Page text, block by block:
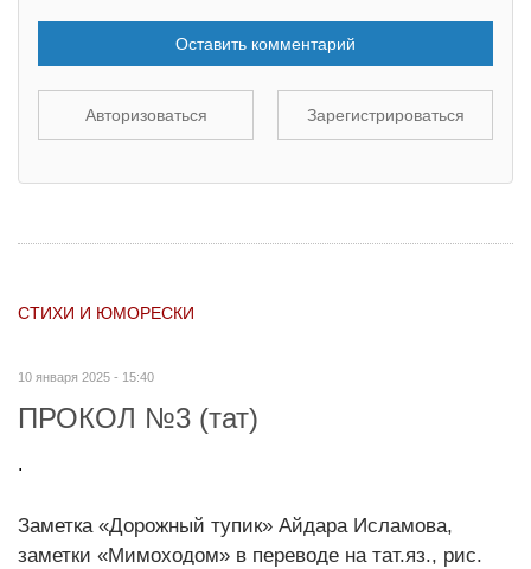
Оставить комментарий
Авторизоваться Зарегистрироваться
СТИХИ И ЮМОРЕСКИ
10 января 2025 - 15:40
ПРОКОЛ №3 (тат)
.
Заметка «Дорожный тупик» Айдара Исламова,
заметки «Мимоходом» в переводе на тат.яз., рис.